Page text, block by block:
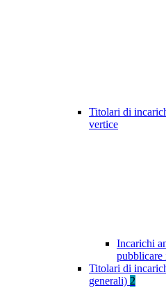
Titolari di
vertice
Incarichi
pubblicare
Titolari di
generali) 2